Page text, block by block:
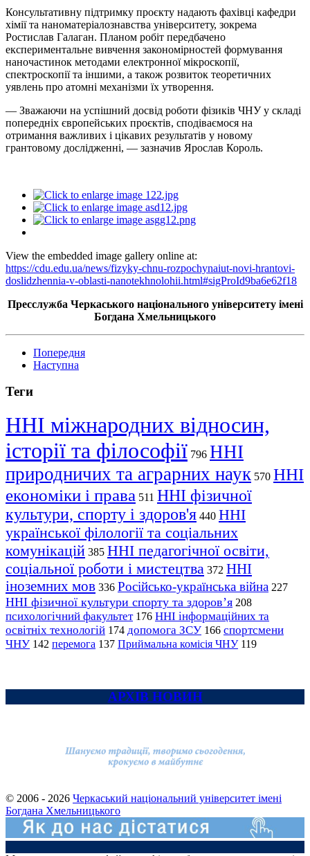
Консультативну підтримку проєкту надають фахівці кафедри
хімії та наноматеріалознавства університету, зокрема
Ростислав Галаган. Планом робіт передбачено
експериментальне вивчення закономірностей формування
наночастинок методами електронної мікроскопії,
спектроскопії та іншими, а також розвиток теоретичних
уявлень про атомні механізми їх утворення.
— Зважаючи на успішний досвід роботи фізиків ЧНУ у складі
попередніх європейських проєктів, сподіваємося на
отримання важливих і цікавих результатів у новому
грантовому дослідженні, — зазначив Ярослав Король.
View the embedded image gallery online at:
https://cdu.edu.ua/news/fizyky-chnu-rozpochynaiut-novi-hrantovi-
doslidzhennia-v-oblasti-nanotekhnolohii.html#sigProId9ba6e62f18
Пресслужба Черкаського національного університету імені
Богдана Хмельницького
Попередня
Наступна
Теги
ННІ міжнародних відносин,
історії та філософії 796 ННІ
природничих та аграрних наук 570 ННІ
економіки і права 511 ННІ фізичної
культури, спорту і здоров'я 440 ННІ
української філології та соціальних
комунікацій 385 ННІ педагогічної освіти,
соціальної роботи і мистецтва 372 ННІ
іноземних мов 336 Російсько-українська війна 227
ННІ фізичної культури спорту та здоров’я 208
психологічний факультет 176 ННІ інформаційних та
освітніх технологій 174 допомога ЗСУ 166 спортсмени
ЧНУ 142 перемога 137 Приймальна комісія ЧНУ 119
АРХІВ НОВИН
© 2006 - 2026 Черкаський національний університет імені
Богдана Хмельницького